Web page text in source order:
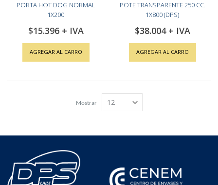
PORTA HOT DOG NORMAL
1X200
$15.396
AGREGAR AL CARRO
POTE TRANSPARENTE 250 CC.
1X800 (DPS)
$38.004
AGREGAR AL CARRO
Mostrar